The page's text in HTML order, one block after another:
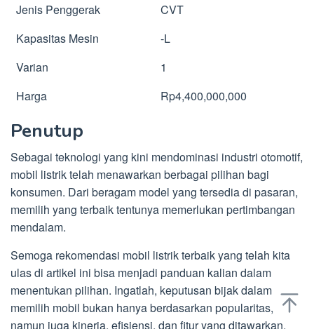
Jenis Penggerak
CVT
Kapasitas Mesin
-L
Varian
1
Harga
Rp4,400,000,000
Penutup
Sebagai teknologi yang kini mendominasi industri otomotif,
mobil listrik telah menawarkan berbagai pilihan bagi
konsumen. Dari beragam model yang tersedia di pasaran,
memilih yang terbaik tentunya memerlukan pertimbangan
mendalam.
Semoga rekomendasi mobil listrik terbaik yang telah kita
ulas di artikel ini bisa menjadi panduan kalian dalam
menentukan pilihan. Ingatlah, keputusan bijak dalam
memilih mobil bukan hanya berdasarkan popularitas,
namun juga kinerja, efisiensi, dan fitur yang ditawarkan.